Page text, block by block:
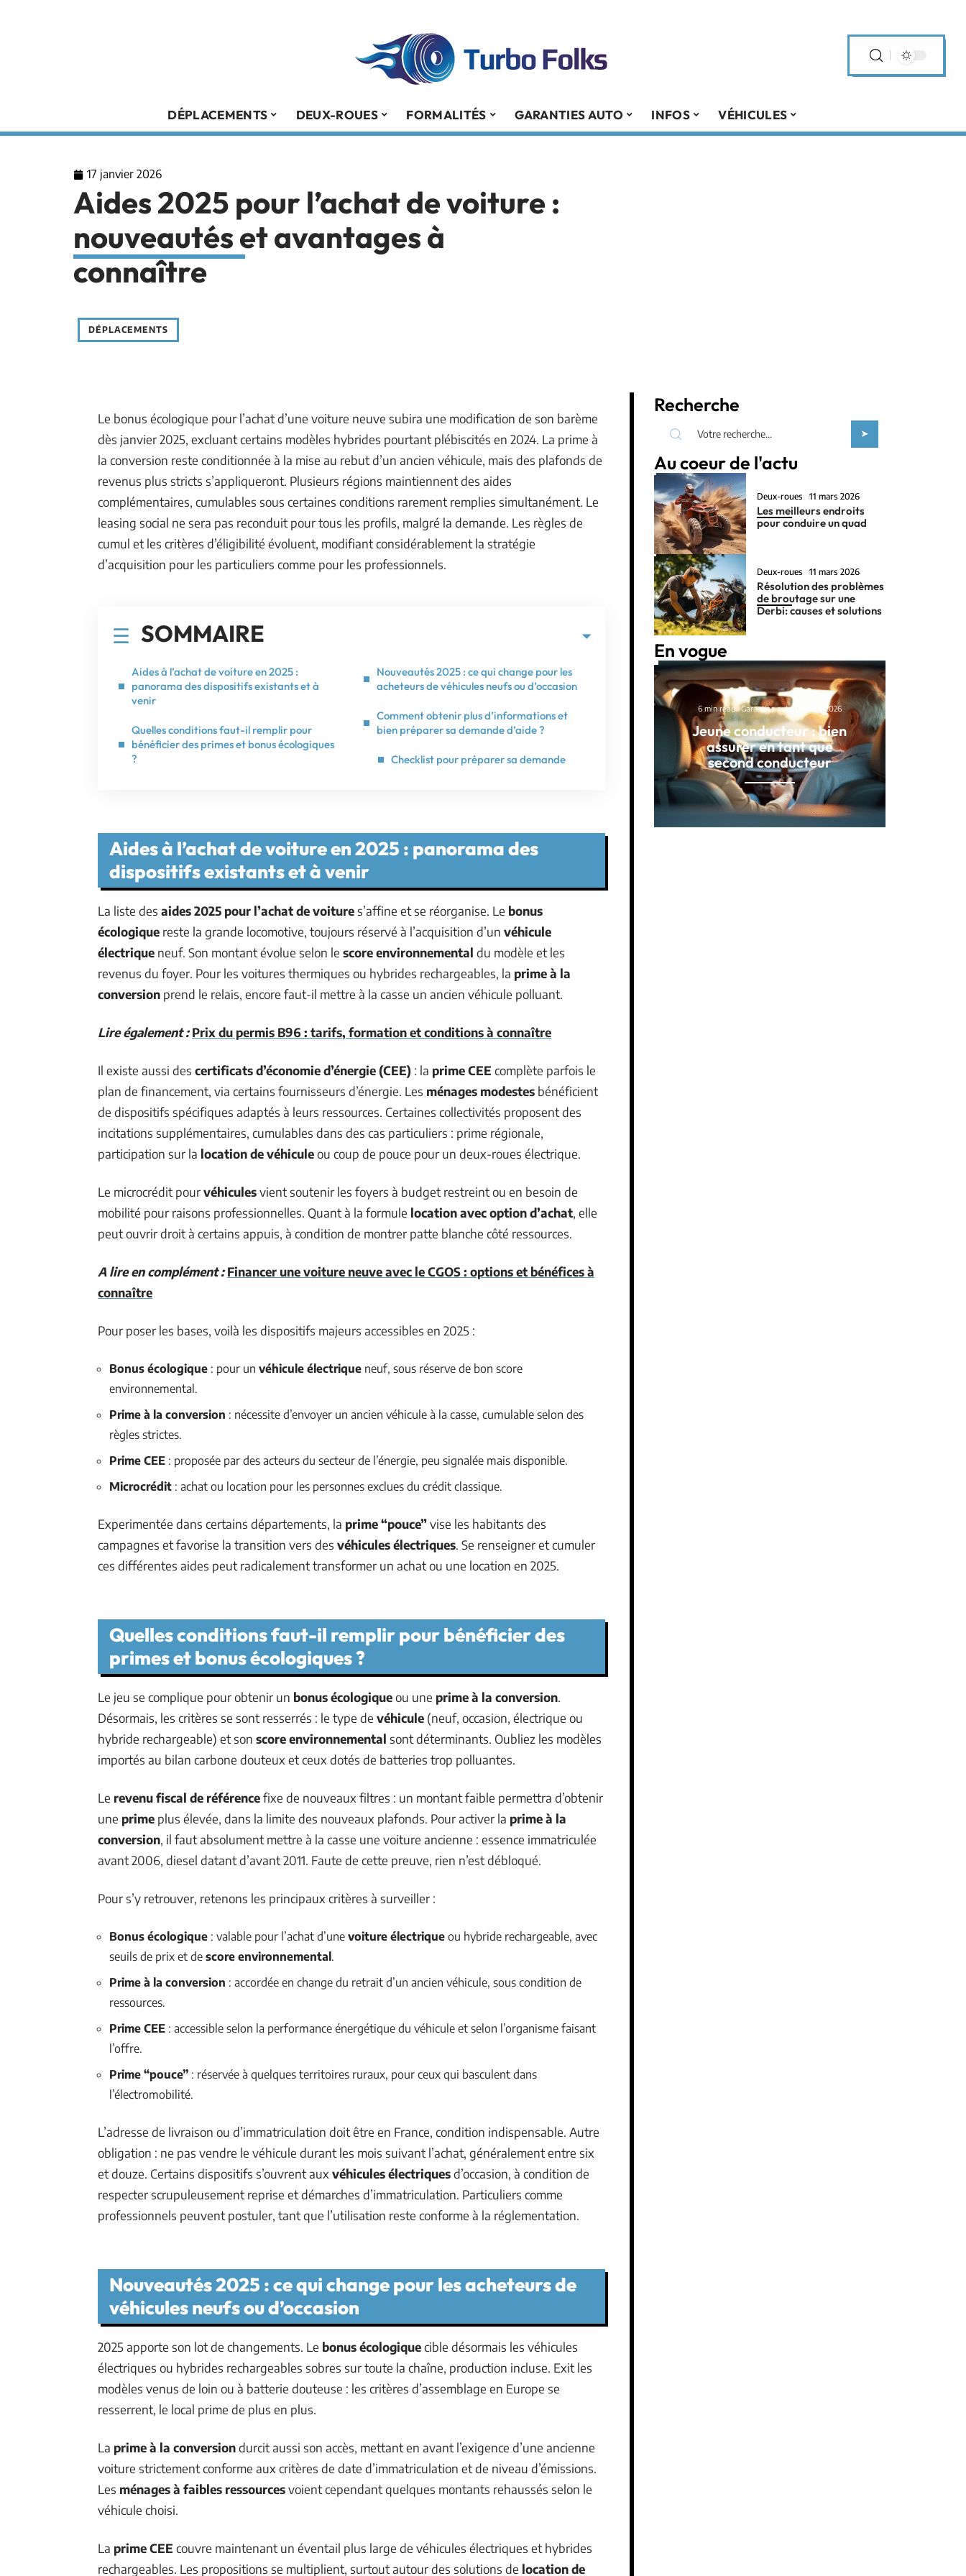
DÉPLACEMENTS DEUX-ROUES FORMALITÉS GARANTIES AUTO INFOS VÉHICULES
17 janvier 2026
Aides 2025 pour l’achat de voiture :
nouveautés et avantages à
connaître
DÉPLACEMENTS
Le bonus écologique pour l’achat d’une voiture neuve subira une modification de son barème
dès janvier 2025, excluant certains modèles hybrides pourtant plébiscités en 2024. La prime à
la conversion reste conditionnée à la mise au rebut d’un ancien véhicule, mais des plafonds de
revenus plus stricts s’appliqueront. Plusieurs régions maintiennent des aides
complémentaires, cumulables sous certaines conditions rarement remplies simultanément. Le
leasing social ne sera pas reconduit pour tous les profils, malgré la demande. Les règles de
cumul et les critères d’éligibilité évoluent, modifiant considérablement la stratégie
d’acquisition pour les particuliers comme pour les professionnels.
SOMMAIRE
Aides à l’achat de voiture en 2025 :
panorama des dispositifs existants et à
venir
Quelles conditions faut-il remplir pour
bénéficier des primes et bonus écologiques
?
Nouveautés 2025 : ce qui change pour les
acheteurs de véhicules neufs ou d’occasion
Comment obtenir plus d’informations et
bien préparer sa demande d’aide ?
Checklist pour préparer sa demande
Aides à l’achat de voiture en 2025 : panorama des
dispositifs existants et à venir
La liste des aides 2025 pour l’achat de voitures’affine et se réorganise. Le bonus
écologique reste la grande locomotive, toujours réservé à l’acquisition d’un véhicule
électrique neuf. Son montant évolue selon le score environnemental du modèle et les
revenus du foyer. Pour les voitures thermiques ou hybrides rechargeables, la prime à la
conversion prend le relais, encore faut-il mettre à la casse un ancien véhicule polluant.
Lire également : Prix du permis B96 : tarifs, formation et conditions à connaître
Il existe aussi des certificats d’économie d’énergie (CEE) : la prime CEE complète parfois le
plan de financement, via certains fournisseurs d’énergie. Les ménages modestes bénéficient
de dispositifs spécifiques adaptés à leurs ressources. Certaines collectivités proposent des
incitations supplémentaires, cumulables dans des cas particuliers : prime régionale,
participation sur la location de véhiculeou coup de pouce pour un deux-roues électrique.
Le microcrédit pourvéhiculesvient soutenir les foyers à budget restreint ou en besoin de
mobilité pour raisons professionnelles. Quant à la formule location avec option d’achat, elle
peut ouvrir droit à certains appuis, à condition de montrer patte blanche côté ressources.
A lire en complément : Financer une voiture neuve avec le CGOS : options et bénéfices à
connaître
Pour poser les bases, voilà les dispositifs majeurs accessibles en 2025 :
Bonus écologique : pour un véhicule électrique neuf, sous réserve de bon score
environnemental.
Prime à la conversion : nécessite d’envoyer un ancien véhicule à la casse, cumulable selon des
règles strictes.
Prime CEE : proposée par des acteurs du secteur de l’énergie, peu signalée mais disponible.
Microcrédit : achat ou location pour les personnes exclues du crédit classique.
Experimentée dans certains départements, la prime “pouce”vise les habitants des
campagnes et favorise la transition vers des véhicules électriques. Se renseigner et cumuler
ces différentes aides peut radicalement transformer un achat ou une location en 2025.
Quelles conditions faut-il remplir pour bénéficier des
primes et bonus écologiques ?
Le jeu se complique pour obtenir un bonus écologiqueou une prime à la conversion.
Désormais, les critères se sont resserrés : le type de véhicule (neuf, occasion, électrique ou
hybride rechargeable) et son score environnemental sont déterminants. Oubliez les modèles
importés au bilan carbone douteux et ceux dotés de batteries trop polluantes.
Le revenu fiscal de référencefixe de nouveaux filtres : un montant faible permettra d’obtenir
une prime plus élevée, dans la limite des nouveaux plafonds. Pour activer la prime à la
conversion, il faut absolument mettre à la casse une voiture ancienne : essence immatriculée
avant 2006, diesel datant d’avant 2011. Faute de cette preuve, rien n’est débloqué.
Pour s’y retrouver, retenons les principaux critères à surveiller :
Bonus écologique : valable pour l’achat d’une voiture électrique ou hybride rechargeable, avec
seuils de prix et de score environnemental .
Prime à la conversion : accordée en change du retrait d’un ancien véhicule, sous condition de
ressources.
Prime CEE : accessible selon la performance énergétique du véhicule et selon l’organisme faisant
l’offre.
Prime “pouce” : réservée à quelques territoires ruraux, pour ceux qui basculent dans
l’électromobilité.
L’adresse de livraison ou d’immatriculation doit être en France, condition indispensable. Autre
obligation : ne pas vendre le véhicule durant les mois suivant l’achat, généralement entre six
et douze. Certains dispositifs s’ouvrent aux véhicules électriquesd’occasion, à condition de
respecter scrupuleusement reprise et démarches d’immatriculation. Particuliers comme
professionnels peuvent postuler, tant que l’utilisation reste conforme à la réglementation.
Nouveautés 2025 : ce qui change pour les acheteurs de
véhicules neufs ou d’occasion
2025 apporte son lot de changements. Le bonus écologiquecible désormais les véhicules
électriques ou hybrides rechargeables sobres sur toute la chaîne, production incluse. Exit les
modèles venus de loin ou à batterie douteuse : les critères d’assemblage en Europe se
resserrent, le local prime de plus en plus.
La prime à la conversiondurcit aussi son accès, mettant en avant l’exigence d’une ancienne
voiture strictement conforme aux critères de date d’immatriculation et de niveau d’émissions.
Les ménages à faibles ressourcesvoient cependant quelques montants rehaussés selon le
véhicule choisi.
La prime CEE couvre maintenant un éventail plus large de véhicules électriques et hybrides
rechargeables. Les propositions se multiplient, surtout autour des solutions de location de
Recherche
Au coeur de l'actu
Deux-roues 11 mars 2026
Les meilleurs endroits
pour conduire un quad
Deux-roues 11 mars 2026
Résolution des problèmes
de broutage sur une
Derbi: causes et solutions
En vogue
6 min read Garanties auto 11 mars 2026
Jeune conducteur : bien
assurer en tant que
second conducteur